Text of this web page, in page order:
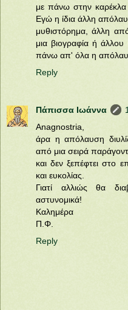
με πάνω στην
Εγώ η ίδια άλλη
μυθιστόρημα, άλλη
μια βιογραφία ή
πάνω απ' όλα η
Reply
Πάπισσα Ιωάννα
Anagnostria,
άρα η απόλαυση
από μια σειρά
και δεν ξεπέφτει στο
και ευκολίας.
Γιατί αλλιώς θα
αστυνομικά!
Καλημέρα
Π.Φ.
Reply